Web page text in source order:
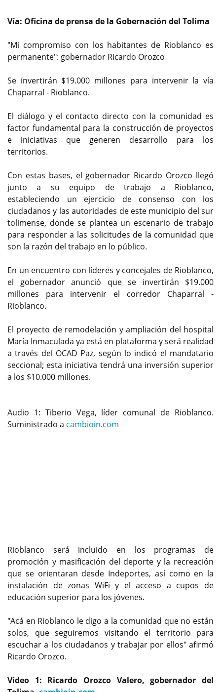
Vía: Oficina de prensa de la Gobernación del Tolima
"Mi compromiso con los habitantes de Rioblanco es
permanente": gobernador Ricardo Orozco
Se invertirán $19.000 millones para intervenir la vía
Chaparral - Rioblanco.
El diálogo y el contacto directo con la comunidad es
factor fundamental para la construcción de proyectos
e iniciativas que generen desarrollo para los
territorios.
Con estas bases, el gobernador Ricardo Orozco llegó
junto a su equipo de trabajo a Rioblanco,
estableciendo un ejercicio de consenso con los
ciudadanos y las autoridades de este municipio del sur
tolimense, donde se plantea un escenario de trabajo
para responder a las solicitudes de la comunidad que
son la razón del trabajo en lo público.
En un encuentro con líderes y concejales de Rioblanco,
el gobernador anunció que se invertirán $19.000
millones para intervenir el corredor Chaparral -
Rioblanco.
El proyecto de remodelación y ampliación del hospital
María Inmaculada ya está en plataforma y será realidad
a través del OCAD Paz, según lo indicó el mandatario
seccional; esta iniciativa tendrá una inversión superior
a los $10.000 millones.
Audio 1: Tiberio Vega, líder comunal de Rioblanco.
Suministrado a cambioin.com
Rioblanco será incluido en los programas de
promoción y masificación del deporte y la recreación
que se orientaran desde Indeportes, así como en la
instalación de zonas WiFi y el acceso a cupos de
educación superior para los jóvenes.
"Acá en Rioblanco le digo a la comunidad que no están
solos, que seguiremos visitando el territorio para
escuchar a los ciudadanos y trabajar por ellos" afirmó
Ricardo Orozco.
Video 1: Ricardo Orozco Valero, gobernador del